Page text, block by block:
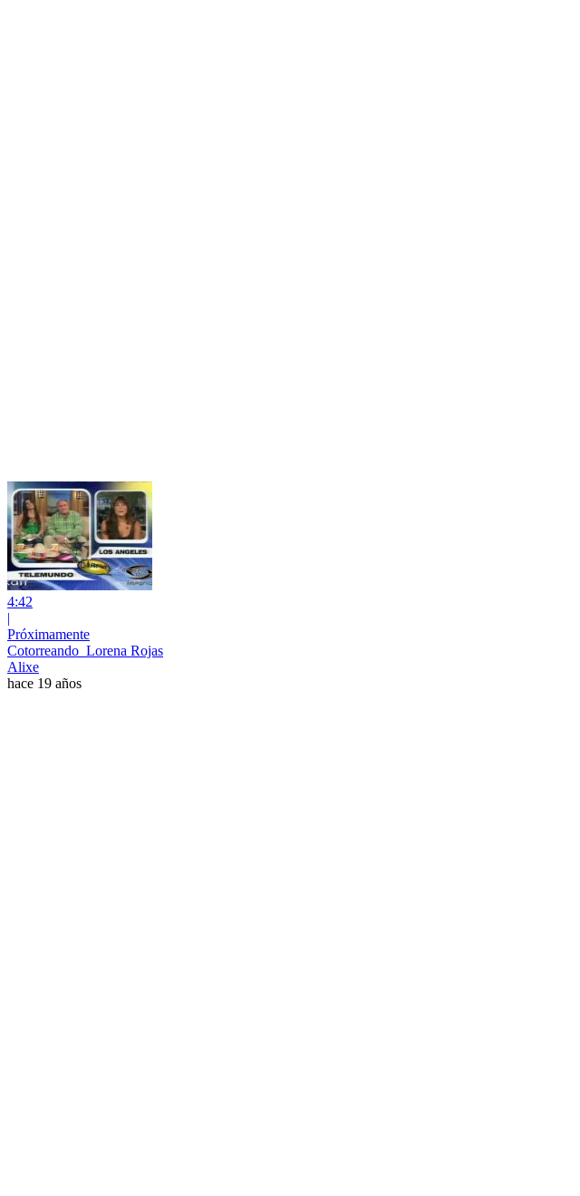
4:42
|
Próximamente
Cotorreando_Lorena Rojas
Alixe
hace 19 años